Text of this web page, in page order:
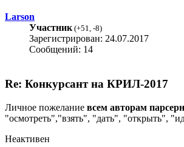
Larson
Участник(+51, -8)
Зарегистрирован: 24.07.2017
Сообщений: 14
Re: Конкурсант на КРИЛ-2017
Личное пожелание всем авторам
"осмотреть","взять", "дать", "открыть",
Неактивен